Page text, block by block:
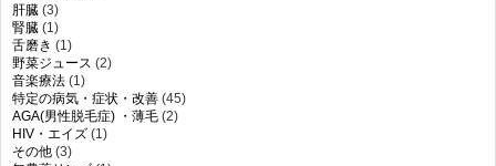
肝臓 (3)
腎臓 (1)
舌磨き (1)
野菜ジュース (2)
音楽療法 (1)
特定の病気・症状・改善 (45)
AGA(男性脱毛症) ・薄毛 (2)
HIV・エイズ (1)
その他 (3)